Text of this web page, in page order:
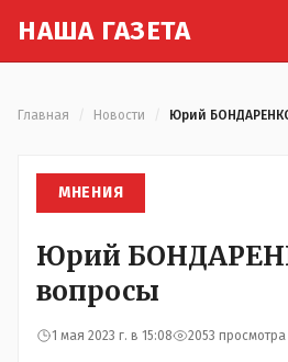
НАША ГАЗЕТА
Главная Новости Юрий
МНЕНИЯ
Юрий
вопросы
1 мая 2023 г. в 15:08 2053 просмотра